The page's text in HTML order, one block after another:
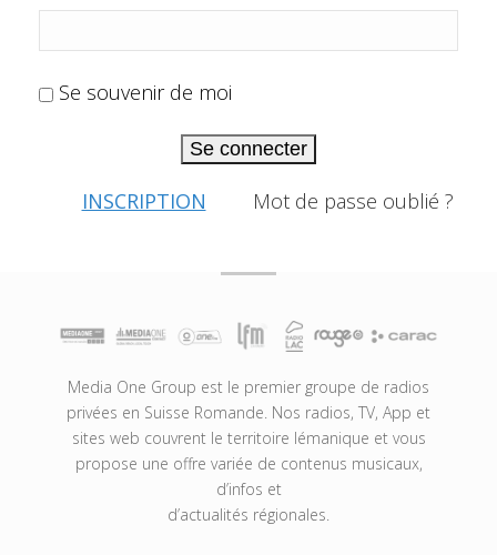
Se souvenir de moi
Se connecter
INSCRIPTION Mot de passe oublié ?
Media One Group est le premier groupe de radios
privées en Suisse Romande. Nos radios, TV, App et
sites web couvrent le territoire lémanique et vous
propose une offre variée de contenus musicaux,
d’infos et
d’actualités régionales.